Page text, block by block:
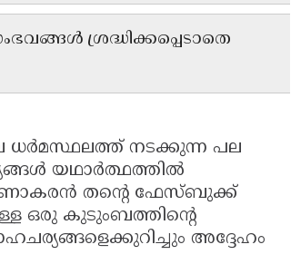
ശ്രദ്ധിക്കപ്പെടാതെ
ധർമസ്ഥലത്ത് നടക്കുന്ന പല
യഥാർത്ഥത്തിൽ
തന്റെ ഫേസ്ബുക്ക്
ഒരു കുടുംബത്തിന്റെ
അദ്ദേഹം